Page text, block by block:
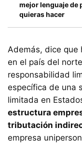
mejor lenguaje de
quieras hacer
Además, dice que
en el país del
responsabilidad
específica de una
limitada en
estructura
tributación
empresa